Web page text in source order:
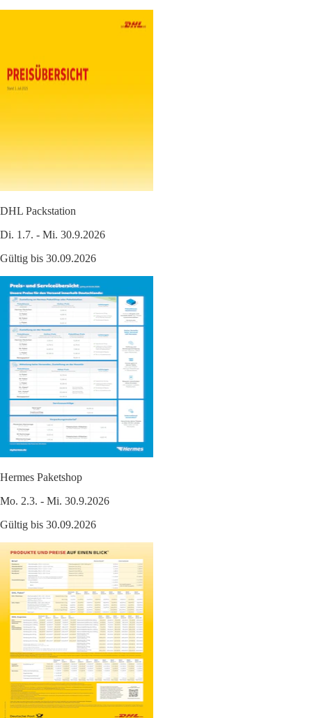
DHL Packstation
Di. 1.7. - Mi. 30.9.2026
Gültig bis 30.09.2026
Hermes Paketshop
Mo. 2.3. - Mi. 30.9.2026
Gültig bis 30.09.2026